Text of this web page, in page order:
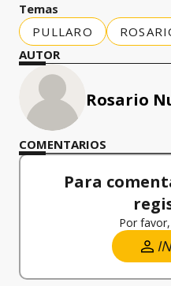
Temas
PULLARO
AUTOR
Rosario
COMENTARIOS
Para
Por